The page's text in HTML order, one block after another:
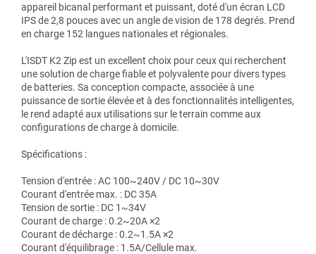
appareil bicanal performant et puissant, doté d'un écran LCD
IPS de 2,8 pouces avec un angle de vision de 178 degrés. Prend
en charge 152 langues nationales et régionales.
L'ISDT K2 Zip est un excellent choix pour ceux qui recherchent
une solution de charge fiable et polyvalente pour divers types
de batteries. Sa conception compacte, associée à une
puissance de sortie élevée et à des fonctionnalités intelligentes,
le rend adapté aux utilisations sur le terrain comme aux
configurations de charge à domicile.
Spécifications :
Tension d'entrée : AC 100~240V / DC 10~30V
Courant d'entrée max. : DC 35A
Tension de sortie : DC 1~34V
Courant de charge : 0.2~20A ×2
Courant de décharge : 0.2~1.5A ×2
Courant d'équilibrage : 1.5A/Cellule max.